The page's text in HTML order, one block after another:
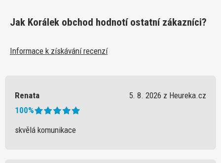
Jak Korálek obchod hodnotí ostatní zákazníci?
Informace k získávání recenzí
Renata
5. 8. 2026 z Heureka.cz
100%
skvělá komunikace